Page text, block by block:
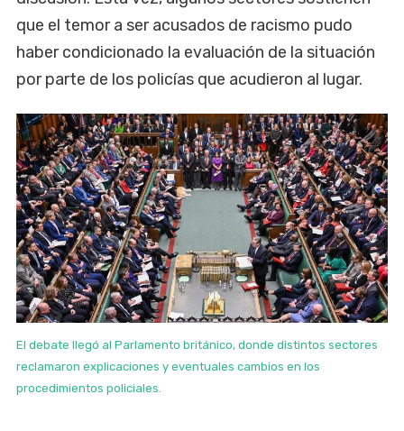
que el temor a ser acusados de racismo pudo
haber condicionado la evaluación de la situación
por parte de los policías que acudieron al lugar.
El debate llegó al Parlamento británico, donde distintos sectores
reclamaron explicaciones y eventuales cambios en los
procedimientos policiales.